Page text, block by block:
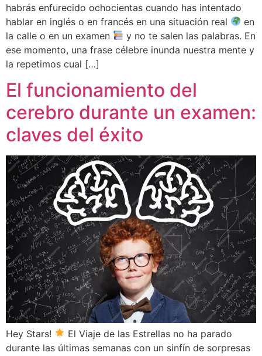
habrás enfurecido ochocientas cuando has intentado
hablar en inglés o en francés en una situación real
en
la calle o en un examen
y no te salen las palabras. En
ese momento, una frase célebre inunda nuestra mente y
la repetimos cual […]
El funcionamiento del
cerebro durante un examen:
claves del éxito
Hey Stars!
El Viaje de las Estrellas no ha parado
durante las últimas semanas con un sinfín de sorpresas